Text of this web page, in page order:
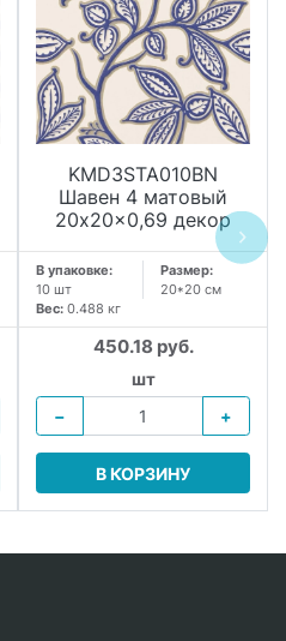
KMD3STA010BN
Шавен 4 матовый
20x20x0,69 декор
В упаковке:
10 шт
Размер:
20*20 см
Вес: 0.488 кг
450.18 руб.
шт
−
+
В КОРЗИНУ